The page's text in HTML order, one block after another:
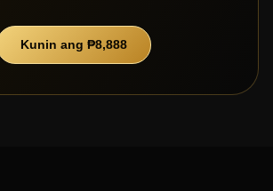
Kunin ang ₱8,888